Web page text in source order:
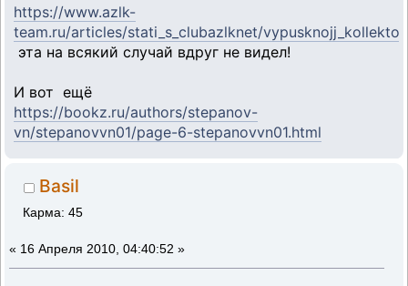
https://www.azlk-
team.ru/articles/stati_s_clubazlknet/
эта на всякий случай вдруг не видел!
И вот ещё
https://bookz.ru/authors/stepanov-
vn/stepanovvn01/page-6-stepanovvn01.html
Basil
Карма: 45
« 16 Апреля 2010, 04:40:52 »